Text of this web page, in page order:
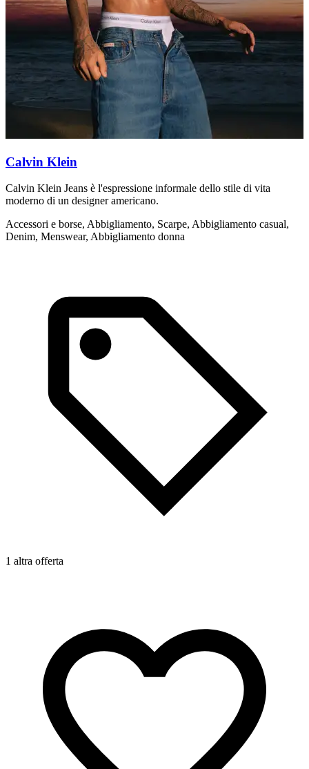
Calvin Klein
Calvin Klein Jeans è l'espressione informale dello stile di vita
moderno di un designer americano.
Accessori e borse, Abbigliamento, Scarpe, Abbigliamento casual,
Denim, Menswear, Abbigliamento donna
1 altra offerta